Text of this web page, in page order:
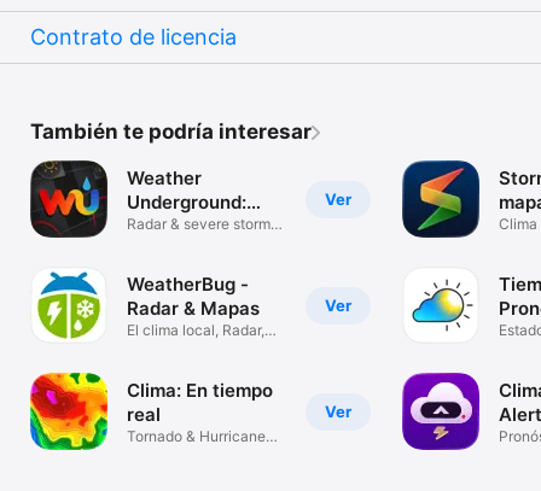
Contrato de licencia
También te podría interesar
Ver
Weather
Underground:
Local Map
Radar & severe storm
Ver
WeatherBug -
Radar & Mapas
El clima local, Radar,
Ver
Clima: En tiempo
real
Tornado & Hurricane
Clima